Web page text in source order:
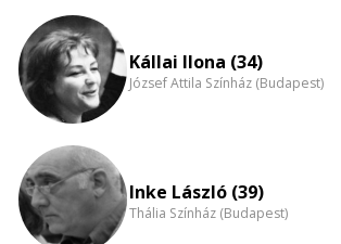
Kállai Ilona (34)
József Attila Színház (Budapest)
Inke László (39)
Thália Színház (Budapest)